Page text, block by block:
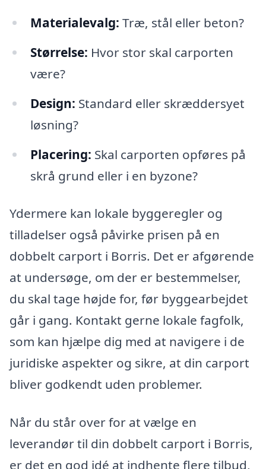
Materialevalg: Træ, stål eller beton?
Størrelse: Hvor stor skal carporten
være?
Design: Standard eller skræddersyet
løsning?
Placering: Skal carporten opføres på
skrå grund eller i en byzone?
Ydermere kan lokale byggeregler og
tilladelser også påvirke prisen på en
dobbelt carport i Borris. Det er afgørende
at undersøge, om der er bestemmelser,
du skal tage højde for, før byggearbejdet
går i gang. Kontakt gerne lokale fagfolk,
som kan hjælpe dig med at navigere i de
juridiske aspekter og sikre, at din carport
bliver godkendt uden problemer.
Når du står over for at vælge en
leverandør til din dobbelt carport i Borris,
er det en god idé at indhente flere tilbud,